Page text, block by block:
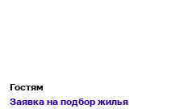
Гостям
Заявка на подбор жилья